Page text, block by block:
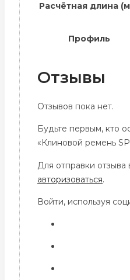
Расчётная длина
Профиль
Отзывы
Отзывов пока нет.
Будьте первым, кто
«Клиновой ремень
Для отправки
авторизоваться.
Войти, используя